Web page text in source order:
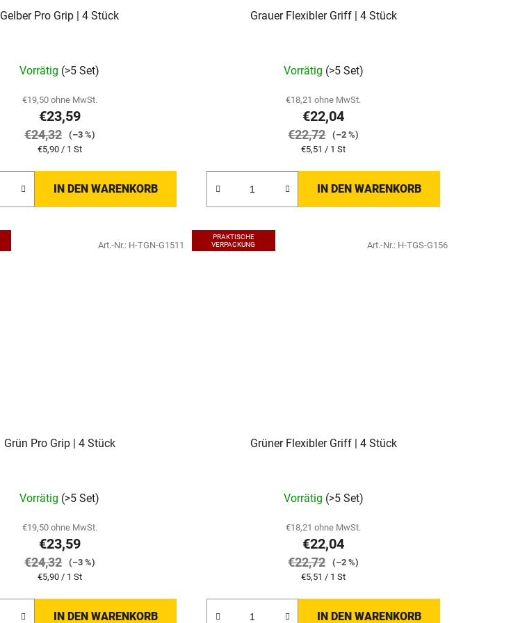
Gelber Pro Grip | 4 Stück
Vorrätig (>5 Set)
€19,50 ohne MwSt.
€23,59
€24,32
(–3 %)
Verkaufspreis:
€5,90 / 1 St
IN DEN WARENKORB
Grauer Flexibler Griff | 4 Stück
Vorrätig (>5 Set)
€18,21 ohne MwSt.
€22,04
€22,72
(–2 %)
Verkaufspreis:
€5,51 / 1 St
IN DEN WARENKORB
Grün Pro Grip | 4 Stück
Vorrätig (>5 Set)
€19,50 ohne MwSt.
€23,59
€24,32
(–3 %)
Verkaufspreis:
€5,90 / 1 St
IN DEN WARENKORB
Art.-Nr.: H-TGN-G1511
PRAKTISCHE
VERPACKUNG
Grüner Flexibler Griff | 4 Stück
Vorrätig (>5 Set)
€18,21 ohne MwSt.
€22,04
€22,72
(–2 %)
Verkaufspreis:
€5,51 / 1 St
IN DEN WARENKORB
Art.-Nr.: H-TGS-G156